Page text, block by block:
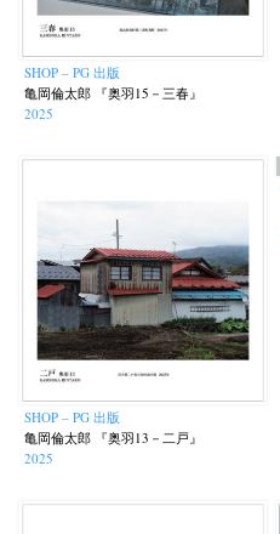
SHOP – PG 出版
亀岡倫太郎 『奥羽15－三春』
2025
SHOP – PG 出版
亀岡倫太郎 『奥羽13－二戸』
2025